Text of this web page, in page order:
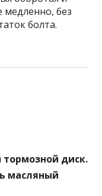
медленно, без
болта.
диск.
масляный